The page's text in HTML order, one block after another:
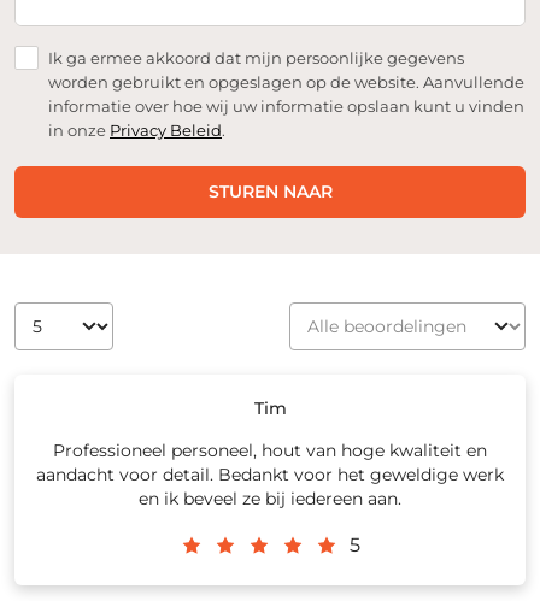
Ik ga ermee akkoord dat mijn persoonlijke gegevens
worden gebruikt en opgeslagen op de website. Aanvullende
informatie over hoe wij uw informatie opslaan kunt u vinden
in onze Privacy Beleid.
STUREN NAAR
Tim
Professioneel personeel, hout van hoge kwaliteit en
aandacht voor detail. Bedankt voor het geweldige werk
en ik beveel ze bij iedereen aan.
5